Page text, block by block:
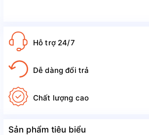
người chơi bật lửa
- Nhắc đến bật lửa Dupont người ta liên
kêu vang và sự sang trọng đẳng cấp của nó
- Bật lửa dupont có một mức sử dụng ga
ngày cho 1 lần bơm
- Phụ kiện dễ dàng tìm kiếm và thay thế dễ
Hỗ trợ 24/7
Dễ dàng đổi trả
Chất lượng cao
Sản phẩm tiêu biểu